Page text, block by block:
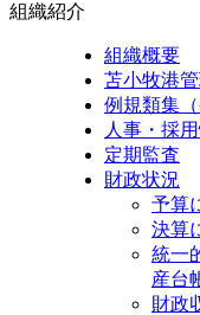
組織紹介
組織概要
苫小牧港
例規類集（
人事・採
定期監査
財政状況
予算
決算
統一
産台
財政